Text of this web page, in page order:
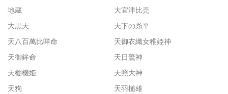
地蔵
大宜津比売
大黒天
天下の糸平
天八百萬比咩命
天御衣織女稚姫神
天御鉾命
天日鷲神
天棚機姫
天照大神
天狗
天羽槌雄